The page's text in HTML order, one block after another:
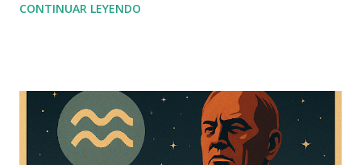
CONTINUAR LEYENDO